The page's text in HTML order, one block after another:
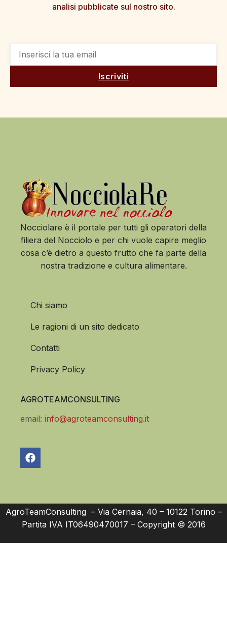
analisi pubblicate sul nostro sito.
Iscriviti
Nocciolare è il portale per tutti gli operatori della
filiera del Nocciolo e per chi vuole capire meglio
cosa c’è dietro a questo frutto che fa parte della
nostra tradizione e cultura alimentare.
Chi siamo
Le ragioni di un sito dedicato
Contatti
Privacy Policy
AGROTEAMCONSULTING
email: info@agroteamconsulting.it
AgroTeamConsulting – Via Cernaia, 40 – 10122 Torino –
Partita IVA IT06490470017 – Copyright © 2016